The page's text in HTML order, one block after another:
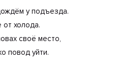
у подъезда.
холода.
своё место,
повод уйти.